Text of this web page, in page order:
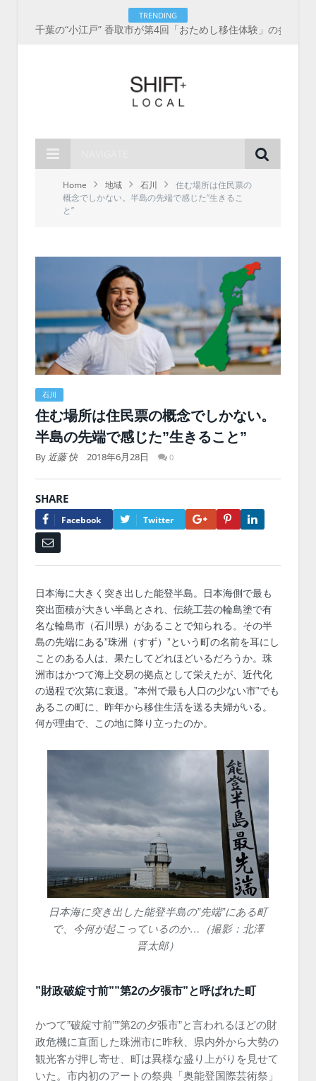
TRENDING
Home 地域 石川
住む場所は住民票の
概念でしかない。半島の先端で感じた”生きるこ
と”
石川
住む場所は住民票の概念でしかない。
半島の先端で感じた”生きること”
By 近藤 快 2018年6月28日 0
SHARE
Facebook Twitter Google+Pinterest
日本海に大きく突き出した能登半島。日本海側で最も
突出面積が大きい半島とされ、伝統工芸の輪島塗で有
名な輪島市（石川県）があることで知られる。その半
島の先端にある”珠洲（すず）”という町の名前を耳にし
ことのある人は、果たしてどれほどいるだろうか。珠
洲市はかつて海上交易の拠点として栄えたが、近代化
の過程で次第に衰退。”本州で最も人口の少ない市”でも
あるこの町に、昨年から移住生活を送る夫婦がいる。
何が理由で、この地に降り立ったのか。
日本海に突き出した能登半島の”先端”にある町
で、今何が起こっているのか…（撮影：北澤
晋太郎）
”財政破綻寸前””第2の夕張市”と呼ばれた町
かつて”破綻寸前””第2の夕張市”と言われるほどの財
政危機に直面した珠洲市に昨秋、県内外から大勢の
観光客が押し寄せ、町は異様な盛り上がりを見せて
いた。市内初のアートの祭典「奥能登国際芸術祭」